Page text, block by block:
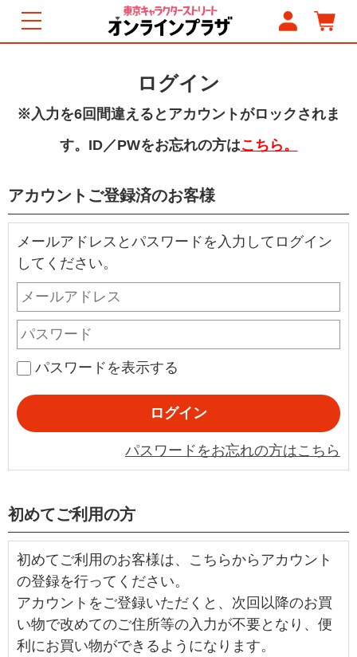
ログイン
※入力を6回間違えるとアカウントがロックされま
す。ID／PWをお忘れの方はこちら。
アカウントご登録済のお客様
メールアドレスとパスワードを入力してログイン
してください。
パスワードを表示する
パスワードをお忘れの方はこちら
初めてご利用の方
初めてご利用のお客様は、こちらからアカウント
の登録を行ってください。
アカウントをご登録いただくと、次回以降のお買
い物で改めてのご住所等の入力が不要となり、便
利にお買い物ができるようになります。